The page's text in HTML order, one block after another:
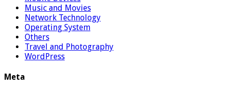
Music and Movies
Network Technology
Operating System
Others
Travel and Photography
WordPress
Meta